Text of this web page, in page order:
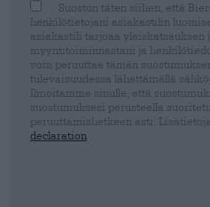
Suostun täten siihen, että
henkilötietojani asiakastilin
asiakastili tarjoaa yleiskatsauksen
myyntitoiminnastani ja
voin peruuttaa tämän
tulevaisuudessa lähettämällä
Ilmoitamme sinulle, että
suostumuksesi perusteella
peruuttamishetkeen asti.
declaration